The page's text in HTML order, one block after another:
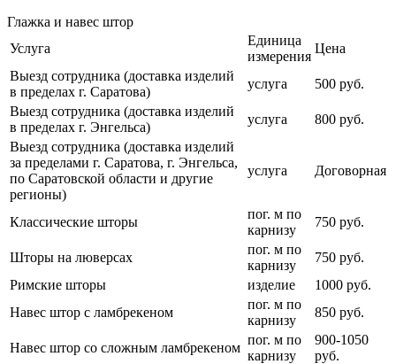
Глажка и навес штор
Услуга
Единица
измерения
Цена
Выезд сотрудника (доставка изделий
в пределах г. Саратова)
услуга
500 руб.
Выезд сотрудника (доставка изделий
в пределах г. Энгельса)
услуга
800 руб.
Выезд сотрудника (доставка изделий
за пределами г. Саратова, г. Энгельса,
по Саратовской области и другие
регионы)
услуга Договорная
Классические шторы
пог. м по
карнизу
750 руб.
Шторы на люверсах
пог. м по
карнизу
750 руб.
Римские шторы
изделие
1000 руб.
Навес штор с ламбрекеном
пог. м по
карнизу
850 руб.
Навес штор со сложным ламбрекеном
пог. м по
карнизу
900-1050
руб.